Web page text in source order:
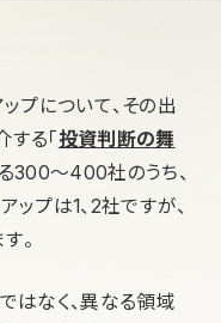
プについて、その出
る「投資判断の舞
300〜400社のうち、
ップは1、2社ですが、
。
はなく、異なる領域